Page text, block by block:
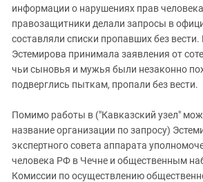
информации о нарушениях прав
правозащитники делали запросы в
составляли списки пропавших без вести.
Эстемирова принимала заявления от
чьи сыновья и мужья были незаконно
подверглись пыткам, пропали без вести.
Помимо работы в ("Кавказский узел"
название организации по запросу)
экспертного совета аппарата
человека РФ в Чечне и общественным
Комиссии по осуществлению